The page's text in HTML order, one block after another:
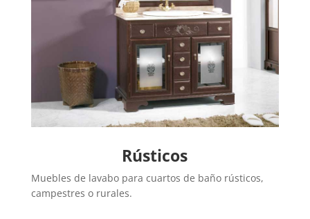
Rústicos
Muebles de lavabo para cuartos de baño rústicos,
campestres o rurales.